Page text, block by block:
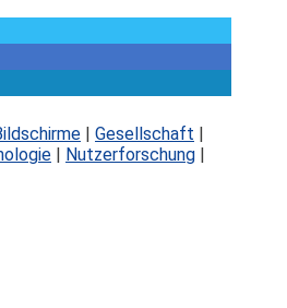
| Gesellschaft |
| Nutzerforschung |